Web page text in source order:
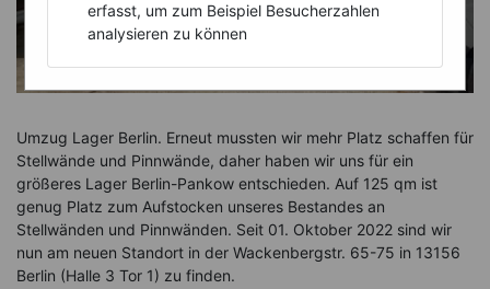
erfasst, um zum Beispiel Besucherzahlen
analysieren zu können
Umzug Lager Berlin. Erneut mussten wir mehr Platz schaffen für
Stellwände und Pinnwände, daher haben wir uns für ein
größeres Lager Berlin-Pankow entschieden. Auf 125 qm ist
genug Platz zum Aufstocken unseres Bestandes an
Stellwänden und Pinnwänden. Seit 01. Oktober 2022 sind wir
nun am neuen Standort in der Wackenbergstr. 65-75 in 13156
Berlin (Halle 3 Tor 1) zu finden.